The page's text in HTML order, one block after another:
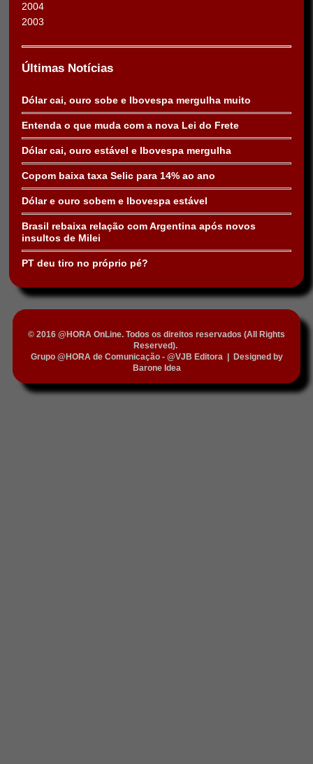
2004
2003
Últimas Notícias
Dólar cai, ouro sobe e Ibovespa mergulha muito
Entenda o que muda com a nova Lei do Frete
Dólar cai, ouro estável e Ibovespa mergulha
Copom baixa taxa Selic para 14% ao ano
Dólar e ouro sobem e Ibovespa estável
Brasil rebaixa relação com Argentina após novos
insultos de Milei
PT deu tiro no próprio pé?
© 2016 @HORA OnLine. Todos os direitos reservados (All Rights
Reserved).
Grupo @HORA de Comunicação - @VJB Editora|
Designed by
Barone Idea